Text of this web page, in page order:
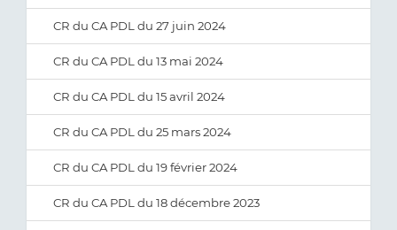
CR du CA PDL du 27 juin 2024
CR du CA PDL du 13 mai 2024
CR du CA PDL du 15 avril 2024
CR du CA PDL du 25 mars 2024
CR du CA PDL du 19 février 2024
CR du CA PDL du 18 décembre 2023